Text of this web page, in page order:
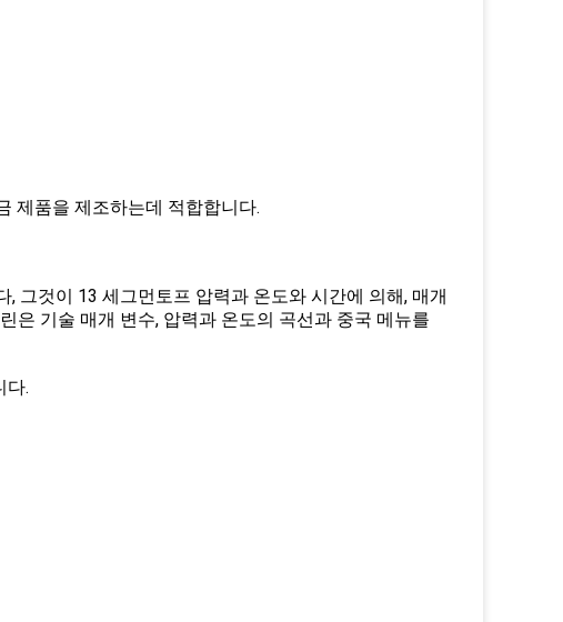
제품을 제조하는데 적합합니다.
그것이 13 세그먼토프 압력과 온도와 시간에 의해, 매개
은 기술 매개 변수, 압력과 온도의 곡선과 중국 메뉴를
다.